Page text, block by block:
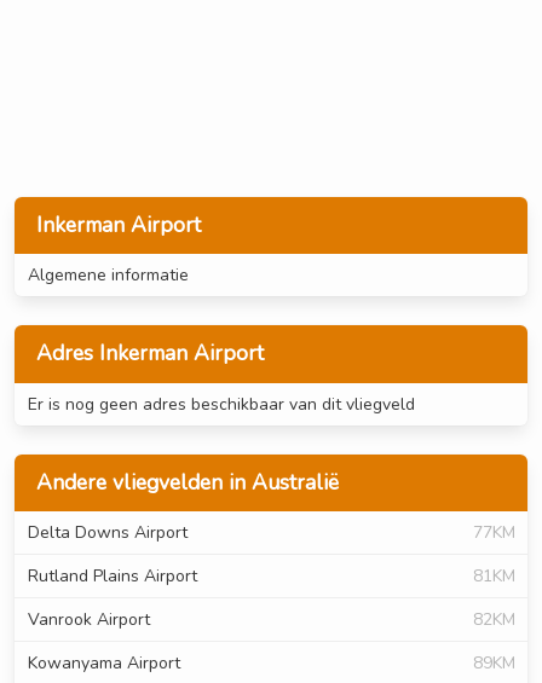
Inkerman Airport
Algemene informatie
Adres Inkerman Airport
Er is nog geen adres beschikbaar van dit vliegveld
Andere vliegvelden in Australië
Delta Downs Airport
77KM
Rutland Plains Airport
81KM
Vanrook Airport
82KM
Kowanyama Airport
89KM